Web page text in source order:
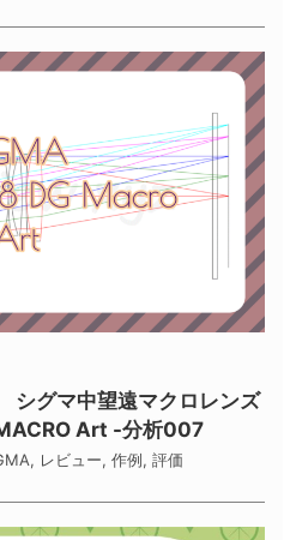
シグマ中望遠マクロレンズ
Art -分析007
, レビュー, 作例, 評価